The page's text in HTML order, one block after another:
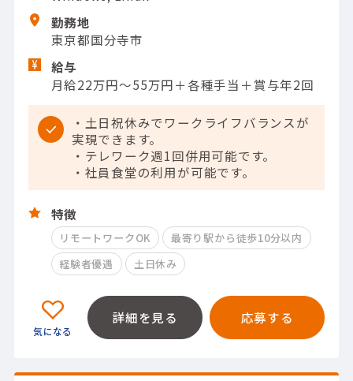
勤務地
東京都国分寺市
給与
月給22万円～55万円＋各種手当＋賞与年2回
・土日祝休みでワークライフバランスが
実現できます。
・テレワーク週1回併用可能です。
・社員食堂の利用が可能です。
特徴
リモートワークOK
最寄り駅から徒歩10分以内
経験者優遇
土日休み
詳細を見る 応募する